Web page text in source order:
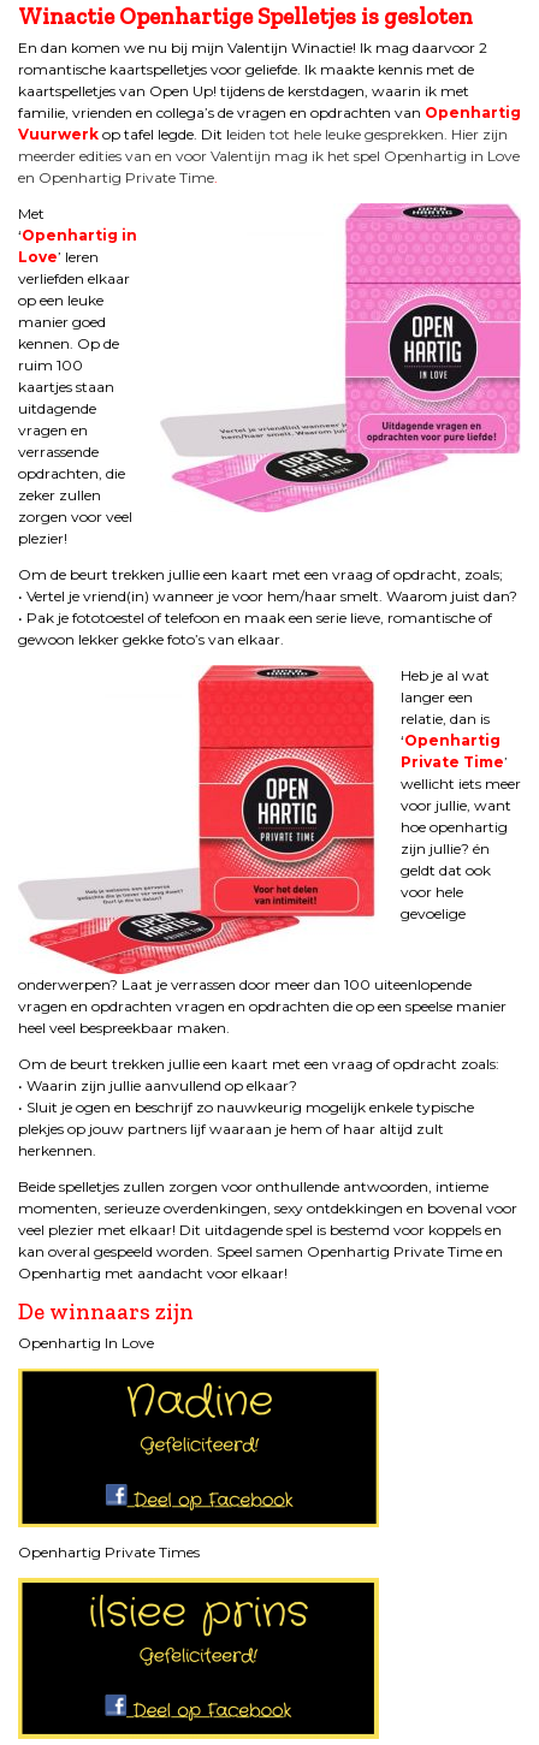
Winactie Openhartige Spelletjes is gesloten
En dan komen we nu bij mijn Valentijn Winactie! Ik mag daarvoor 2
romantische kaartspelletjes voor geliefde. Ik maakte kennis met de
kaartspelletjes van Open Up! tijdens de kerstdagen, waarin ik met
familie, vrienden en collega’s de vragen en opdrachten van Openhartig
Vuurwerk op tafel legde. Dit leiden tot hele leuke gesprekken. Hier zijn
meerder edities van en voor Valentijn mag ik het spel Openhartig in Love
en Openhartig Private Time
Met
‘Openhartig in
Love’ leren
verliefden elkaar
op een leuke
manier goed
kennen. Op de
ruim 100
kaartjes staan
uitdagende
vragen en
verrassende
opdrachten, die
zeker zullen
zorgen voor veel
plezier!
Om de beurt trekken jullie een kaart met een vraag of opdracht, zoals;
• Vertel je vriend(in) wanneer je voor hem/haar smelt. Waarom juist dan?
• Pak je fototoestel of telefoon en maak een serie lieve, romantische of
gewoon lekker gekke foto’s van elkaar.
Heb je al wat
langer een
relatie, dan is
‘Openhartig
Private Time’
wellicht iets meer
voor jullie, want
hoe openhartig
zijn jullie? én
geldt dat ook
voor hele
gevoelige
onderwerpen? Laat je verrassen door meer dan 100 uiteenlopende
vragen en opdrachten vragen en opdrachten die op een speelse manier
heel veel bespreekbaar maken.
Om de beurt trekken jullie een kaart met een vraag of opdracht zoals:
• Waarin zijn jullie aanvullend op elkaar?
• Sluit je ogen en beschrijf zo nauwkeurig mogelijk enkele typische
plekjes op jouw partners lijf waaraan je hem of haar altijd zult
herkennen.
Beide spelletjes zullen zorgen voor onthullende antwoorden, intieme
momenten, serieuze overdenkingen, sexy ontdekkingen en bovenal voor
veel plezier met elkaar! Dit uitdagende spel is bestemd voor koppels en
kan overal gespeeld worden. Speel samen Openhartig Private Time en
Openhartig met aandacht voor elkaar!
De winnaars zijn
Openhartig In Love
Openhartig Private Times